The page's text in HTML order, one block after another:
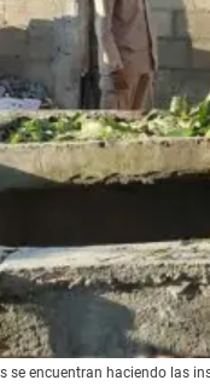
se encuentran haciendo las